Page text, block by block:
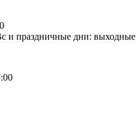
и праздничные дни: выходные